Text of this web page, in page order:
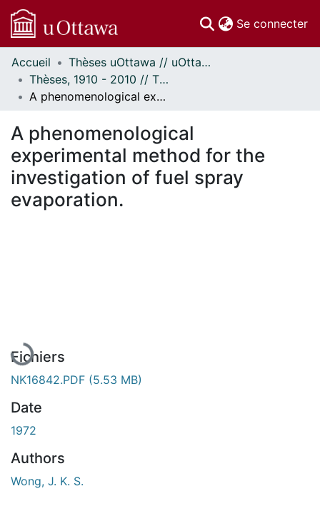
Se connecter
Communautés
et collections
Parcourir
À propos
Accueil
Thèses uOttawa // uOttawa Theses
Thèses, 1910 - 2010 // Theses, 1910 - 2010
A phenomenological experimental method for the investigation of fuel spray evaporation.
A phenomenological
experimental method for the
investigation of fuel spray
evaporation.
Fichiers
NK16842.PDF (5.53 MB)
Date
1972
Authors
Wong, J. K. S.